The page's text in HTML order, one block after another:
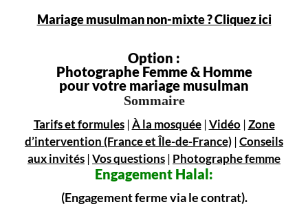
Mariage musulman non-mixte ? Cliquez ici
Option :
Photographe Femme & Homme
pour votre mariage musulman
Sommaire
Tarifs et formules|À la mosquée|Vidéo|Zone
d’intervention (France et Île-de-France) |Conseils
aux invités |Vos questions | Photographe femme
Engagement Halal:
(Engagement ferme via le contrat).